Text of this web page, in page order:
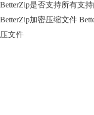
BetterZip是否支持所有支
BetterZip加密压缩文件
压文件